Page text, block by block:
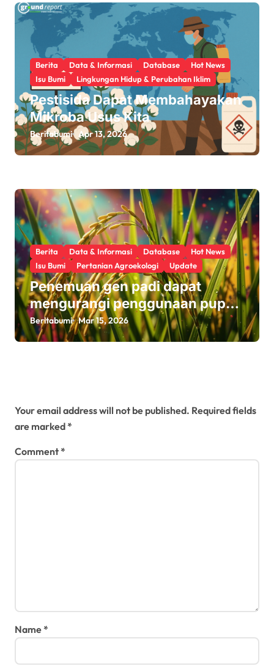
Berita Data & Informasi Database
Hot News
Isu Bumi
Lingkungan Hidup & Perubahan Iklim
Pestisida Dapat Membahayakan
Mikroba Usus Kita
Beritabumi Apr 13, 2026
Berita Data & Informasi Database
Hot News
Isu Bumi
Pertanian Agroekologi Update
Penemuan gen padi dapat
mengurangi penggunaan pupuk
sekaligus melindungi hasil
panen
Beritabumi Mar 15, 2026
Your email address will not be published. Required fields
are marked*
Comment*
Name*